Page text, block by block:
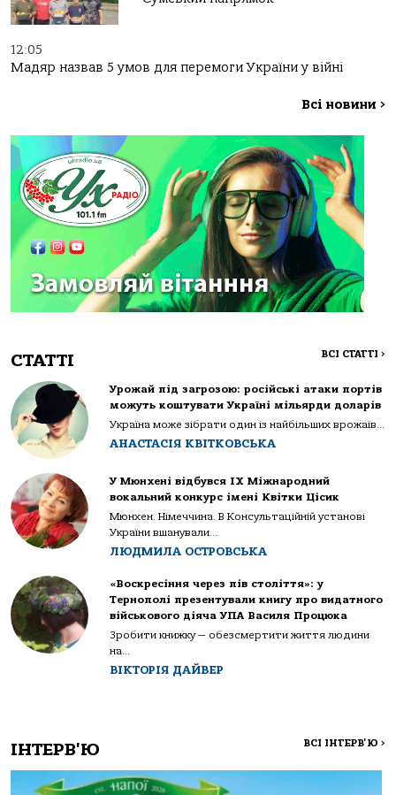
12:05
Мадяр назвав 5 умов для перемоги України у війні
Всі новини >
СТАТТІ ВСІ СТАТТІ >
Урожай під загрозою: російські атаки портів
можуть коштувати Україні мільярди доларів
Україна може зібрати один із найбільших врожаїв...
АНАСТАСІЯ КВІТКОВСЬКА
У Мюнхені відбувся IX Міжнародний
вокальний конкурс імені Квітки Цісик
Мюнхен. Німеччина. В Консультаційній установі
України вшанували...
ЛЮДМИЛА ОСТРОВСЬКА
«Воскресіння через пів століття»: у
Тернополі презентували книгу про видатного
військового діяча УПА Василя Процюка
Зробити книжку — обезсмертити життя людини
на...
ВІКТОРІЯ ДАЙВЕР
ІНТЕРВ'Ю ВСІ ІНТЕРВ'Ю >